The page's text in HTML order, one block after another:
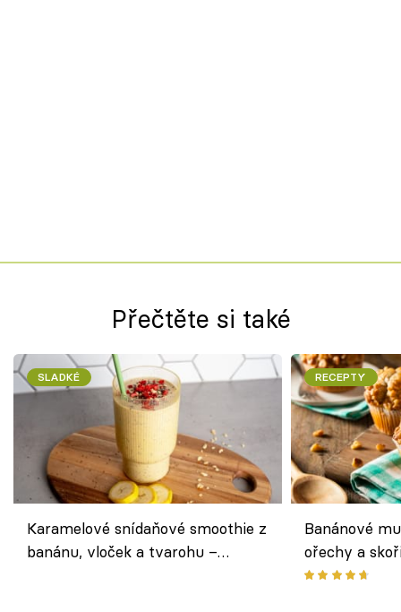
Přečtěte si také
SLADKÉ
Karamelové snídaňové smoothie z
banánu, vloček a tvarohu –
RECEPTY
Banánové
ořechy a